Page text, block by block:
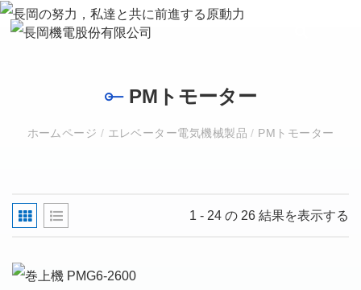
PMトモーター
ホームページ / エレベーター電気機械製品/ PMトモーター
1 - 24 の 26 結果を表示する